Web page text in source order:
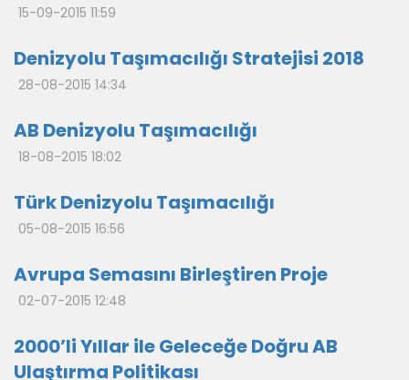
15-09-2015 11:59
Denizyolu Taşımacılığı Stratejisi 2018
28-08-2015 14:34
AB Denizyolu Taşımacılığı
18-08-2015 18:02
Türk Denizyolu Taşımacılığı
05-08-2015 16:56
Avrupa Semasını Birleştiren Proje
02-07-2015 12:48
2000’li Yıllar ile Geleceğe Doğru AB
Ulaştırma Politikası